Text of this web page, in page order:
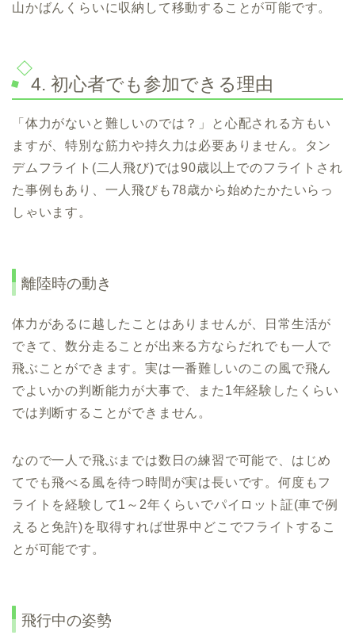
山かばんくらいに収納して移動することが可能です。
4. 初心者でも参加できる理由
「体力がないと難しいのでは？」と心配される方もい
ますが、特別な筋力や持久力は必要ありません。タン
デムフライト(二人飛び)では90歳以上でのフライトされ
た事例もあり、一人飛びも78歳から始めたかたいらっ
しゃいます。
離陸時の動き
体力があるに越したことはありませんが、日常生活が
できて、数分走ることが出来る方ならだれでも一人で
飛ぶことができます。実は一番難しいのこの風で飛ん
でよいかの判断能力が大事で、また1年経験したくらい
では判断することができません。
なので一人で飛ぶまでは数日の練習で可能で、はじめ
てでも飛べる風を待つ時間が実は長いです。何度もフ
ライトを経験して1～2年くらいでパイロット証(車で例
えると免許)を取得すれば世界中どこでフライトするこ
とが可能です。
飛行中の姿勢